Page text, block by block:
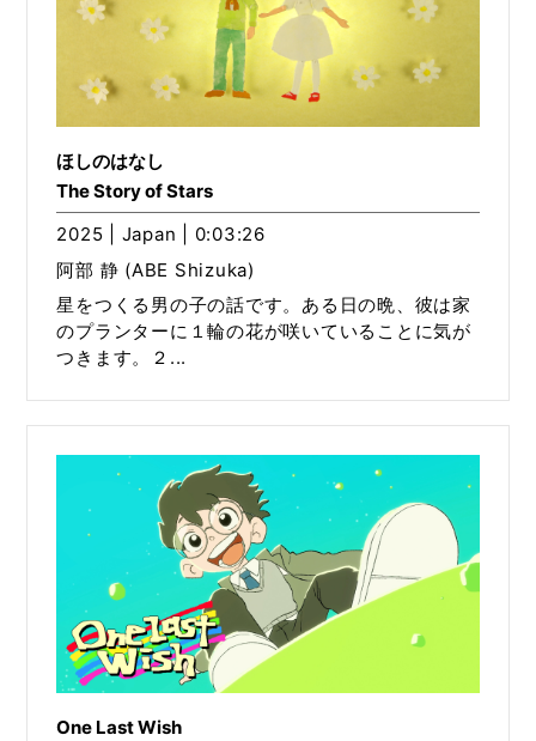
ほしのはなし
The Story of Stars
2025 | Japan | 0:03:26
阿部 静 (ABE Shizuka)
星をつくる男の子の話です。ある日の晩、彼は家
のプランターに１輪の花が咲いていることに気が
つきます。２...
One Last Wish